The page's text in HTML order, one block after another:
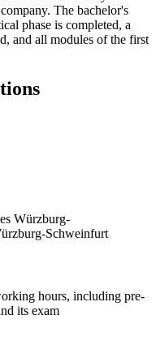
The bachelor's
phase is completed, a
and all modules of the first
Würzburg-
Schweinfurt
hours, including pre-
its exam